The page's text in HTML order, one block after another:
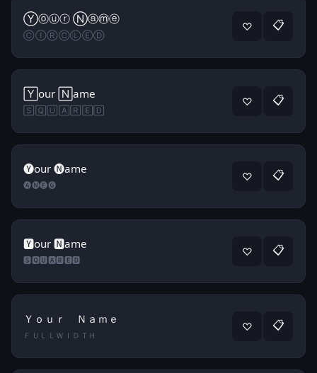
Ⓨⓞⓤⓡ Ⓝⓐⓜⓔ
ⒸⒾⓇⒸⓁⒺⒹ
♡ 📋
🅈our 🄽ame
🅂🅀🅄🄰🅁🄴🄳
♡ 📋
🅨our 🅝ame
🅐🅝🅔🅖
♡ 📋
🆈our 🅽ame
🆂🆀🆄🅰🆁🅴🅳
♡ 📋
Ｙｏｕｒ Ｎａｍｅ
ＦＵＬＬＷＩＤＴＨ
♡ 📋